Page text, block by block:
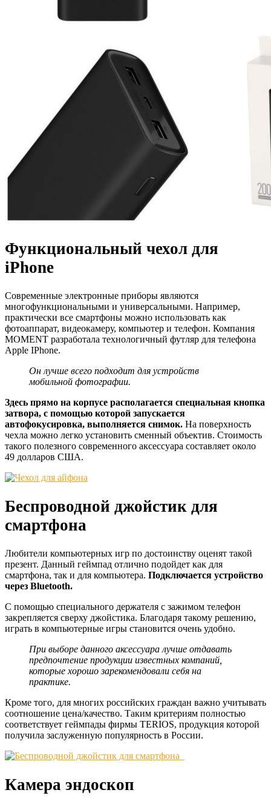
Функциональный чехол для
iPhone
Современные электронные приборы являются
многофункциональными и универсальными. Например,
практически все смартфоны можно использовать как
фотоаппарат, видеокамеру, компьютер и телефон. Компания
MOMENT разработала технологичный футляр для телефона
Apple IPhone.
Он лучше всего подходит для устройств
мобильной фотографии.
Здесь прямо на корпусе располагается специальная кнопка
затвора, с помощью которой запускается
автофокусировка, выполняется снимок. На поверхность
чехла можно легко установить сменный объектив. Стоимость
такого полезного современного аксессуара составляет около
49 долларов США.
Беспроводной джойстик для
смартфона
Любители компьютерных игр по достоинству оценят такой
презент. Данный геймпад отлично подойдет как для
смартфона, так и для компьютера. Подключается устройство
через Bluetooth.
С помощью специального держателя с зажимом телефон
закрепляется сверху джойстика. Благодаря такому решению,
играть в компьютерные игры становится очень удобно.
При выборе данного аксессуара лучше отдавать
предпочтение продукции известных компаний,
которые хорошо зарекомендовали себя на
практике.
Кроме того, для многих российских граждан важно учитывать
соотношение цена/качество. Таким критериям полностью
соответствует геймпады фирмы TERIOS, продукция которой
получила заслуженную популярность в России.
Камера эндоскоп